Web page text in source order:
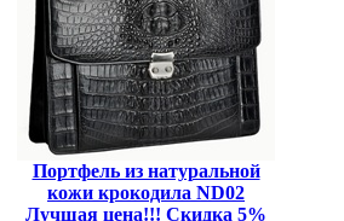
Портфель из натуральной
кожи крокодила ND02
Лучшая цена!!! Скидка 5%